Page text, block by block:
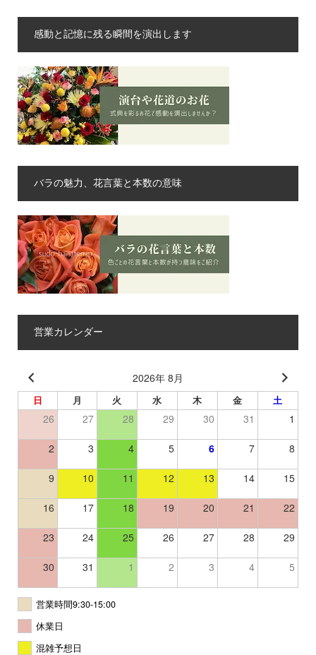
感動と記憶に残る瞬間を演出します
バラの魅力、花言葉と本数の意味
営業カレンダー
2026年 8月
日 月 火 水 木 金 土
26 27 28 29 30 31 1
2 3 4 5 6 7 8
9 10 11 12 13 14 15
16 17 18 19 20 21 22
23 24 25 26 27 28 29
30 31 1 2 3 4 5
営業時間9:30-15:00
休業日
混雑予想日